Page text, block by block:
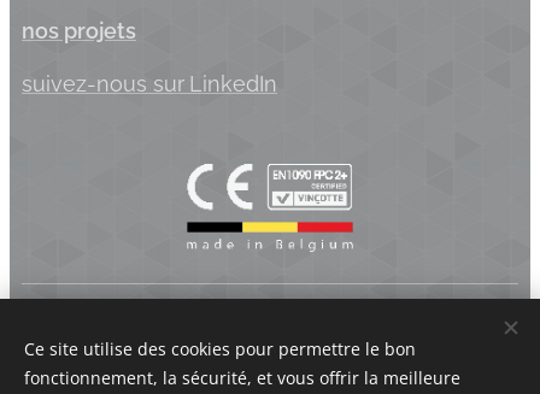
nos projets
suivez-nous sur LinkedIn
- Belgique | BTW BE 0875.742.625
Cookies
Ce site utilise des cookies pour permettre le bon
fonctionnement, la sécurité, et vous offrir la meilleure